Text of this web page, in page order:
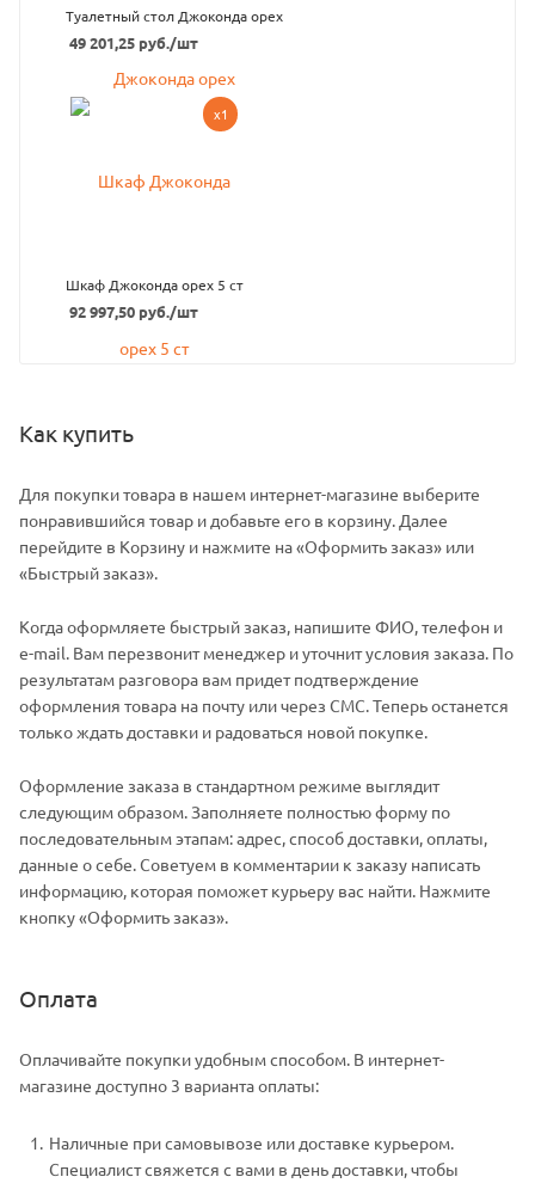
Туалетный стол Джоконда орех
49 201,25руб./шт
x1
Шкаф Джоконда орех 5 ст
92 997,50руб./шт
Как купить
Для покупки товара в нашем интернет-магазине выберите
понравившийся товар и добавьте его в корзину. Далее
перейдите в Корзину и нажмите на «Оформить заказ» или
«Быстрый заказ».
Когда оформляете быстрый заказ, напишите ФИО, телефон и
e-mail. Вам перезвонит менеджер и уточнит условия заказа. По
результатам разговора вам придет подтверждение
оформления товара на почту или через СМС. Теперь останется
только ждать доставки и радоваться новой покупке.
Оформление заказа в стандартном режиме выглядит
следующим образом. Заполняете полностью форму по
последовательным этапам: адрес, способ доставки, оплаты,
данные о себе. Советуем в комментарии к заказу написать
информацию, которая поможет курьеру вас найти. Нажмите
кнопку «Оформить заказ».
Оплата
Оплачивайте покупки удобным способом. В интернет-
магазине доступно 3 варианта оплаты:
Наличные при самовывозе или доставке курьером.
Специалист свяжется с вами в день доставки, чтобы